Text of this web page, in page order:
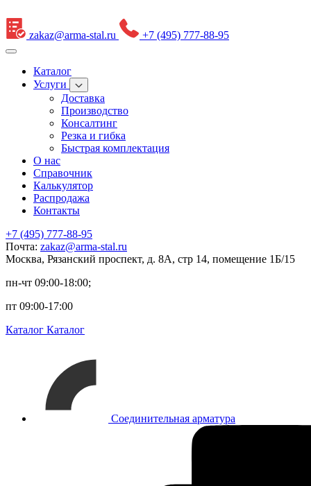
zakaz@arma-stal.ru +7 (495) 777-88-95
Каталог
Услуги
Доставка
Производство
Консалтинг
Резка и гибка
Быстрая комплектация
О нас
Справочник
Калькулятор
Распродажа
Контакты
+7 (495) 777-88-95
Почта: zakaz@arma-stal.ru
Москва, Рязанский проспект, д. 8А, стр 14, помещение 1Б/15
пн-чт 09:00-18:00;
пт 09:00-17:00
Каталог Каталог
Соединительная арматура